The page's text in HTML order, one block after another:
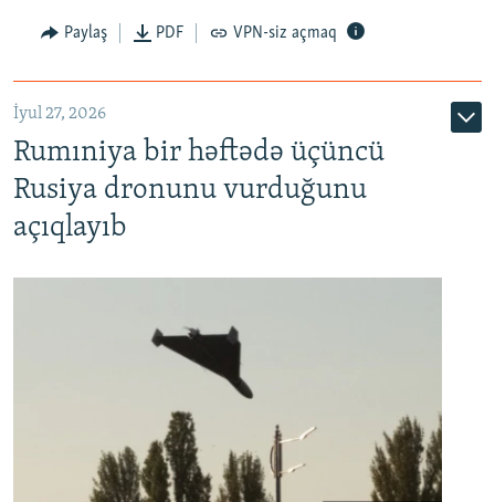
Paylaş PDF VPN-siz açmaq
İyul 27, 2026
Rumıniya bir həftədə üçüncü
Rusiya dronunu vurduğunu
açıqlayıb